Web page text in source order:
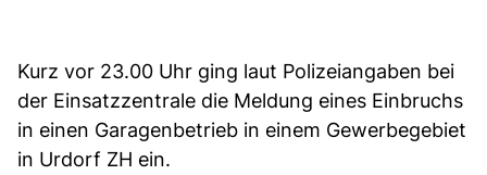
Kurz vor 23.00 Uhr ging laut Polizeiangaben bei
der Einsatzzentrale die Meldung eines Einbruchs
in einen Garagenbetrieb in einem Gewerbegebiet
in Urdorf ZH ein.